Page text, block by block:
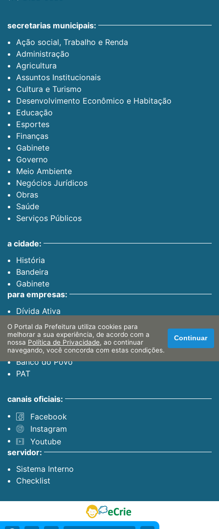
secretarias municipais:
Ação social, Trabalho e Renda
Administração
Agricultura
Assuntos Institucionais
Cultura e Turismo
Desenvolvimento Econômico e Habitação
Educação
Esportes
Finanças
Gabinete
Governo
Meio Ambiente
Negócios Jurídicos
Obras
Saúde
Serviços Públicos
a cidade:
História
Bandeira
Gabinete
para empresas:
Dívida Ativa
Finanças Web
Certidão Negativa
para o cidadão:
Banco do Povo
PAT
canais oficiais:
Facebook
Instagram
Youtube
servidor:
Sistema Interno
Checklist
O Portal da Prefeitura utiliza cookies para
melhorar a sua experiência, de acordo com a
nossa Política de Privacidade, ao continuar
navegando, você concorda com estas condições.
Continuar